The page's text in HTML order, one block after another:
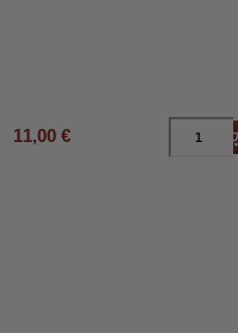
11,00 €